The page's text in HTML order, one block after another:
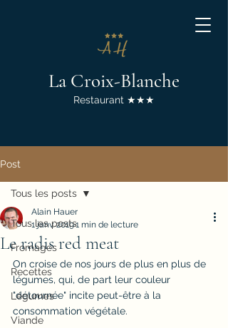
La Croix-Blanche
Restaurant ★★★
Post
Tous les posts
Fromages
Recettes
Légumes
Viande
Tous les posts
Le radis red meat
Alain Hauer
1 janv. 20191 min de lecture
On croise de nos jours de plus en plus de
légumes, qui, de part leur couleur
"détournée" incite peut-être à la
consommation végétale.